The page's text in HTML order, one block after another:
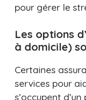
pour gérer le
Les options
à domicile)
Certaines
services pour
s’occupent